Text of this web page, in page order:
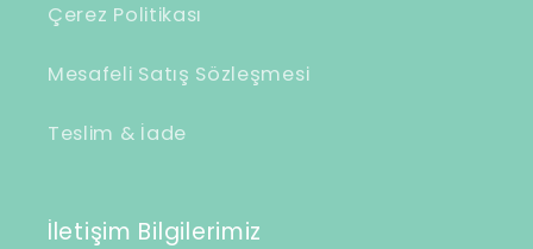
Çerez Politikası
Mesafeli Satış Sözleşmesi
Teslim & İade
İletişim Bilgilerimiz